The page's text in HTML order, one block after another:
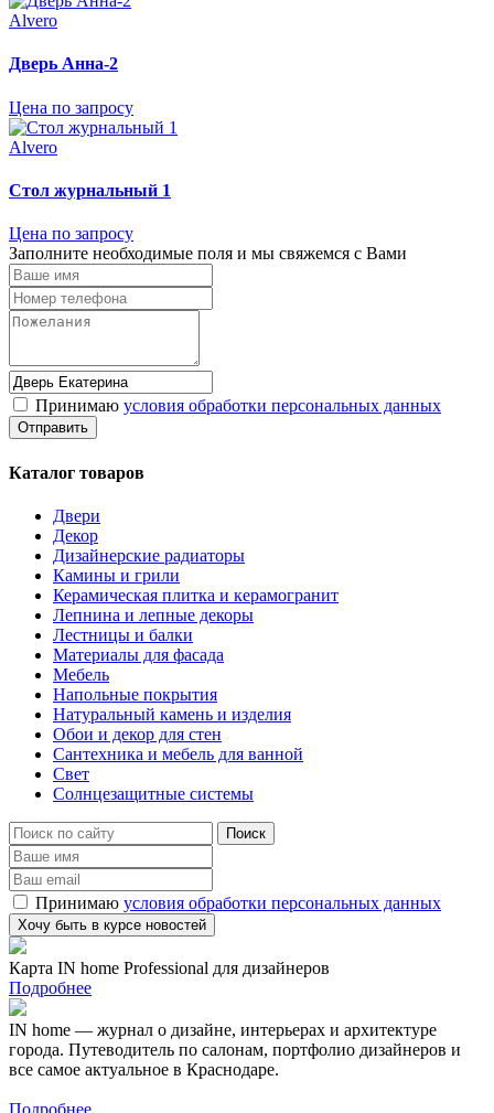
Alvero
Дверь Анна-2
Цена по запросу
Alvero
Стол журнальный 1
Цена по запросу
Заполните необходимые поля и мы свяжемся с Вами
Принимаю условия обработки персональных данных
Каталог товаров
Двери
Декор
Дизайнерские радиаторы
Камины и грили
Керамическая плитка и керамогранит
Лепнина и лепные декоры
Лестницы и балки
Материалы для фасада
Мебель
Напольные покрытия
Натуральный камень и изделия
Обои и декор для стен
Сантехника и мебель для ванной
Свет
Солнцезащитные системы
Принимаю условия обработки персональных данных
Карта IN home Professional для дизайнеров
Подробнее
IN home — журнал о дизайне, интерьерах и архитектуре
города. Путеводитель по салонам, портфолио дизайнеров и
все самое актуальное в Краснодаре.
Подробнее